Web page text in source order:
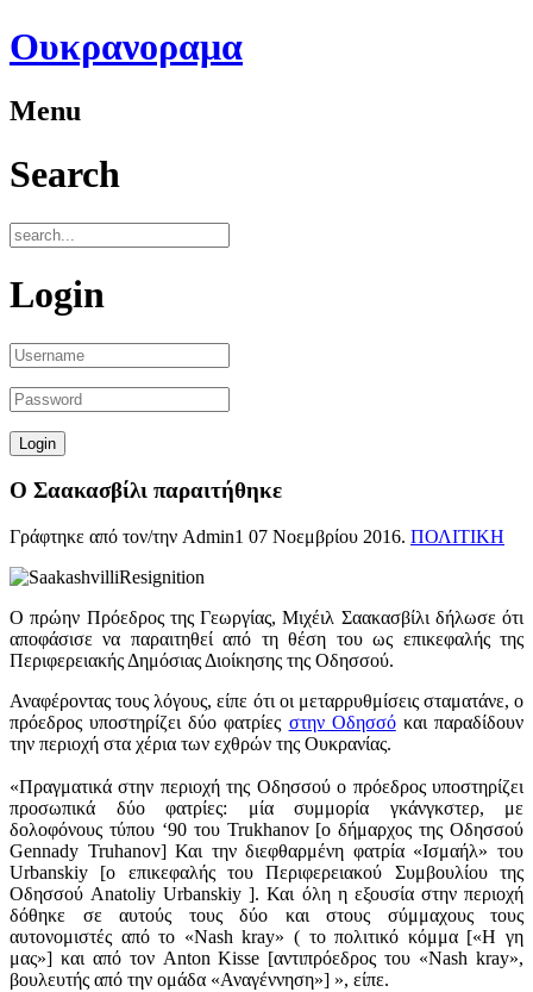
Ουκρανοραμα
Menu
Search
Login
Ο Σαακασβίλι παραιτήθηκε
Γράφτηκε από τον/την Admin1 07 Νοεμβρίου 2016. ΠΟΛΙΤΙΚΗ
Ο πρώην Πρόεδρος της Γεωργίας, Μιχέιλ Σαακασβίλι δήλωσε ότι
αποφάσισε να παραιτηθεί από τη θέση του ως επικεφαλής της
Περιφερειακής Δημόσιας Διοίκησης της Οδησσού.
Αναφέροντας τους λόγους, είπε ότι οι μεταρρυθμίσεις σταματάνε, ο
πρόεδρος υποστηρίζει δύο φατρίες στην Οδησσόκαι παραδίδουν
την περιοχή στα χέρια των εχθρών της Ουκρανίας.
«Πραγματικά στην περιοχή της Οδησσού ο πρόεδρος υποστηρίζει
προσωπικά δύο φατρίες: μία συμμορία γκάνγκστερ, με
δολοφόνους τύπου ‘90 του Trukhanov [ο δήμαρχος της Οδησσού
Gennady Truhanov] Και την διεφθαρμένη φατρία «Ισμαήλ» του
Urbanskiy [ο επικεφαλής του Περιφερειακού Συμβουλίου της
Οδησσού Anatoliy Urbanskiy ]. Και όλη η εξουσία στην περιοχή
δόθηκε σε αυτούς τους δύο και στους σύμμαχους τους
αυτονομιστές από το «Nash kray» ( το πολιτικό κόμμα [«Η γη
μας»] και από τον Anton Kisse [αντιπρόεδρος του «Nash kray»,
βουλευτής από την ομάδα «Αναγέννηση»] », είπε.